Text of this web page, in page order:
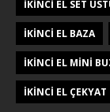
IKINCI EL SET
İKINCI EL BAZA
İKINCI EL MINI
İKINCI EL ÇEKYAT